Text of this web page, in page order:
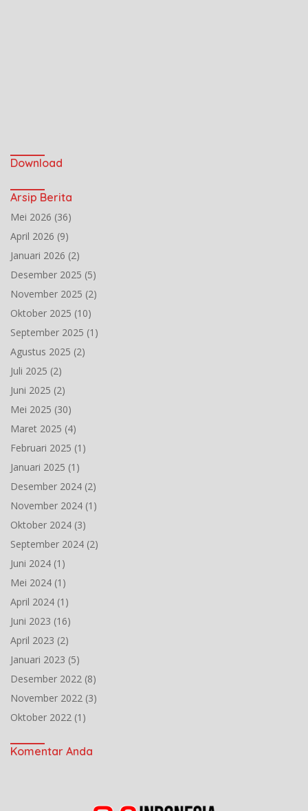
Download
Arsip Berita
Mei 2026 (36)
April 2026 (9)
Januari 2026 (2)
Desember 2025 (5)
November 2025 (2)
Oktober 2025 (10)
September 2025 (1)
Agustus 2025 (2)
Juli 2025 (2)
Juni 2025 (2)
Mei 2025 (30)
Maret 2025 (4)
Februari 2025 (1)
Januari 2025 (1)
Desember 2024 (2)
November 2024 (1)
Oktober 2024 (3)
September 2024 (2)
Juni 2024 (1)
Mei 2024 (1)
April 2024 (1)
Juni 2023 (16)
April 2023 (2)
Januari 2023 (5)
Desember 2022 (8)
November 2022 (3)
Oktober 2022 (1)
Komentar Anda